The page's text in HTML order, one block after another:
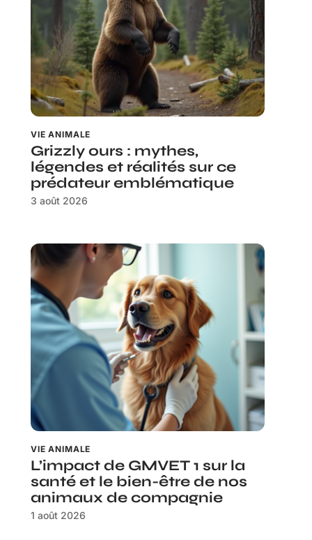
VIE ANIMALE
Grizzly ours : mythes,
légendes et réalités sur ce
prédateur emblématique
3 août 2026
VIE ANIMALE
L’impact de GMVET 1 sur la
santé et le bien-être de nos
animaux de compagnie
1 août 2026